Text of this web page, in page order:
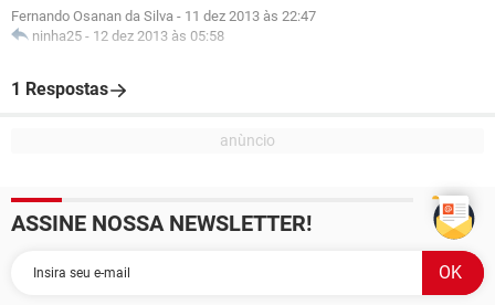
Fernando Osanan da Silva - 11 dez 2013 às 22:47
ninha25 - 12 dez 2013 às 05:58
1 Respostas
ASSINE NOSSA NEWSLETTER!